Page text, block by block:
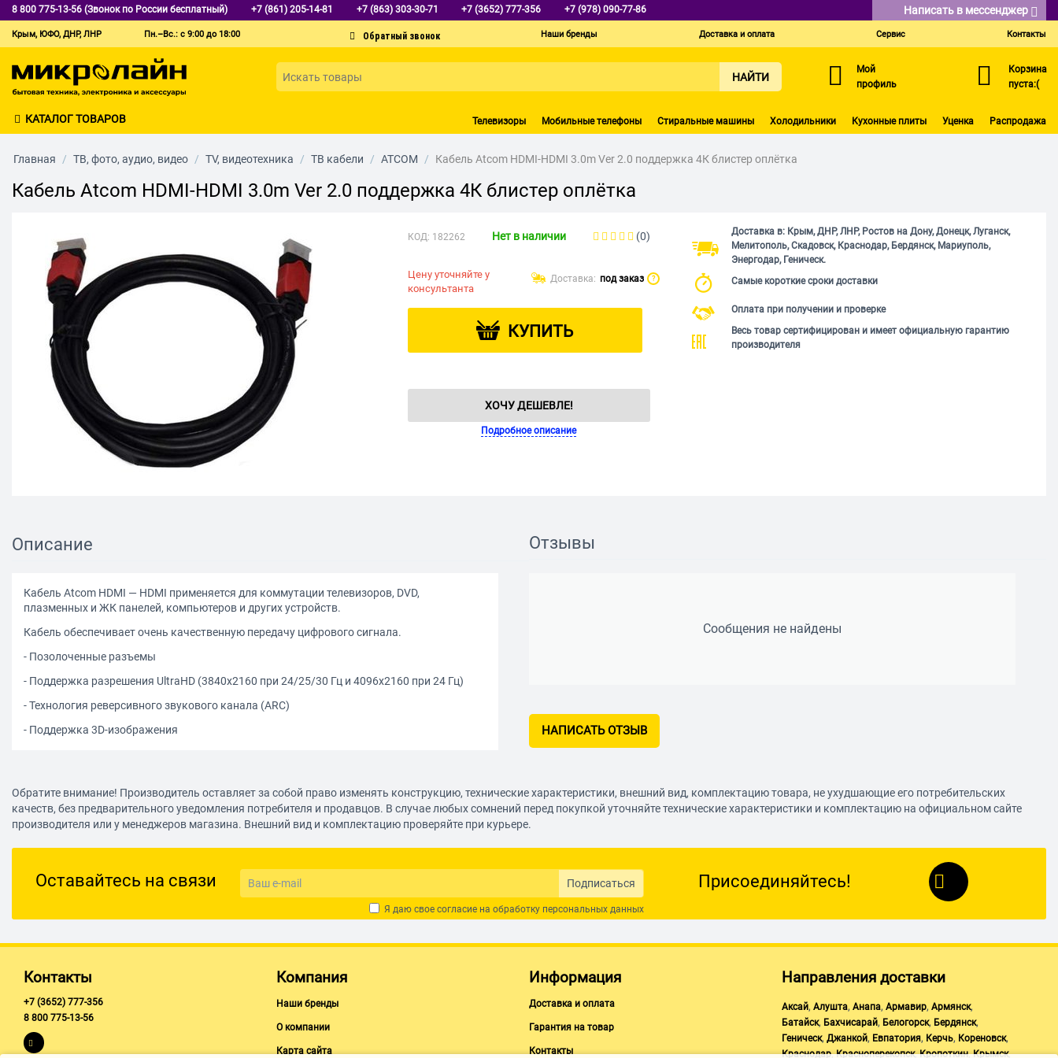
8 800 775-13-56 (Звонок по России бесплатный) +7 (861) 205-14-81 +7 (863) 303-30-71 +7 (3652) 777-356 +7 (978) 090-77-86 Написать в мессенджер
Крым, ЮФО, ДНР, ЛНР Пн.–Вс.: с 9:00 до 18:00 Наши бренды Доставка и оплата Сервис Контакты
НАЙТИ
Мой
профиль
Корзина
пуста:(
КАТАЛОГ ТОВАРОВ Телевизоры Мобильные телефоны Стиральные машины Холодильники Кухонные плиты Уценка Распродажа
Главная / ТВ, фото, аудио, видео / TV, видеотехника / ТВ кабели / ATCOM / Кабель Atcom HDMI-HDMI 3.0m Ver 2.0 поддержка 4К блистер оплётка
Кабель Atcom HDMI-HDMI 3.0m Ver 2.0 поддержка 4К блистер оплётка
КОД: 182262 Нет в наличии (0)
Цену уточняйте у
консультанта
Доставка: под заказ ?
КУПИТЬ
ХОЧУ ДЕШЕВЛЕ!
Подробное описание
Доставка в: Крым, ДНР, ЛНР, Ростов на Дону, Донецк, Луганск,
Мелитополь, Скадовск, Краснодар, Бердянск, Мариуполь,
Энергодар, Геническ.
Самые короткие сроки доставки
Оплата при получении и проверке
Весь товар сертифицирован и имеет официальную гарантию
производителя
Описание
Кабель Atcom HDMI — HDMI применяется для коммутации телевизоров, DVD,
плазменных и ЖК панелей, компьютеров и других устройств.
Кабель обеспечивает очень качественную передачу цифрового сигнала.
- Позолоченные разъемы
- Поддержка разрешения UltraHD (3840х2160 при 24/25/30 Гц и 4096х2160 при 24 Гц)
- Технология реверсивного звукового канала (ARC)
- Поддержка 3D-изображения
Отзывы
Сообщения не найдены
НАПИСАТЬ ОТЗЫВ
Обратите внимание! Производитель оставляет за собой право изменять конструкцию, технические характеристики, внешний вид, комплектацию товара, не ухудшающие его потребительских
качеств, без предварительного уведомления потребителя и продавцов. В случае любых сомнений перед покупкой уточняйте технические характеристики и комплектацию на официальном сайте
производителя или у менеджеров магазина. Внешний вид и комплектацию проверяйте при курьере.
Оставайтесь на связи Подписаться
Я даю свое согласие на обработку персональных данных
Присоединяйтесь!
Контакты
+7 (3652) 777-356
8 800 775-13-56
Компания
Наши бренды
О компании
Карта сайта
Информация
Доставка и оплата
Гарантия на товар
Контакты
Направления доставки
Аксай, Алушта, Анапа, Армавир, Армянск,
Батайск, Бахчисарай, Белогорск, Бердянск,
Геническ, Джанкой, Евпатория, Керчь, Кореновск,
Краснодар,Красноперекопск,Кропоткин,Крымск,